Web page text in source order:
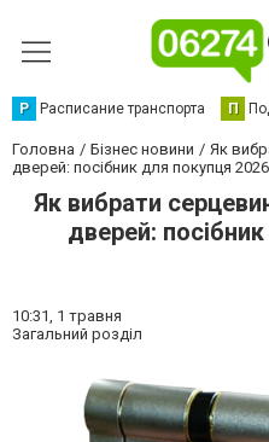
Р Расписание транспорта П
Головна Бізнес новини
Як
дверей: посібник для покупця 2026
Як вибрати
дверей:
10:31, 1 травня
Загальний розділ